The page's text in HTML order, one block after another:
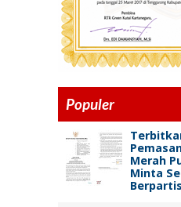
Populer
Merah
Minta